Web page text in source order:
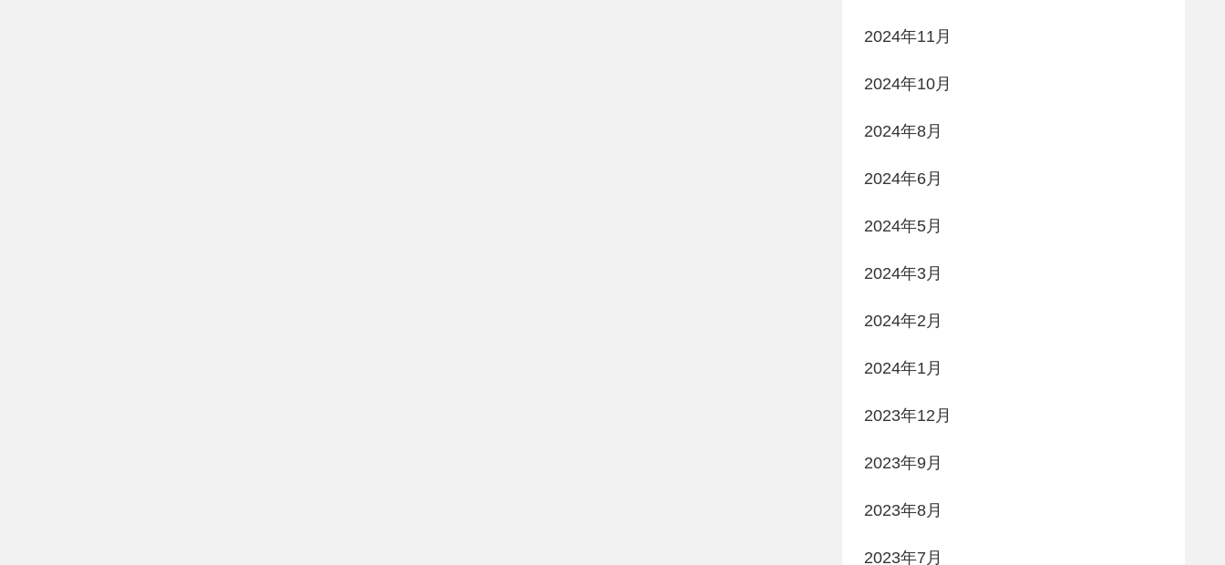
2024年11月
2024年10月
2024年8月
2024年6月
2024年5月
2024年3月
2024年2月
2024年1月
2023年12月
2023年9月
2023年8月
2023年7月